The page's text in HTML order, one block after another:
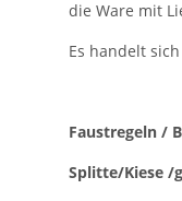
die Ware mit
Es handelt
Faustregeln /
Splitte/Kiese /